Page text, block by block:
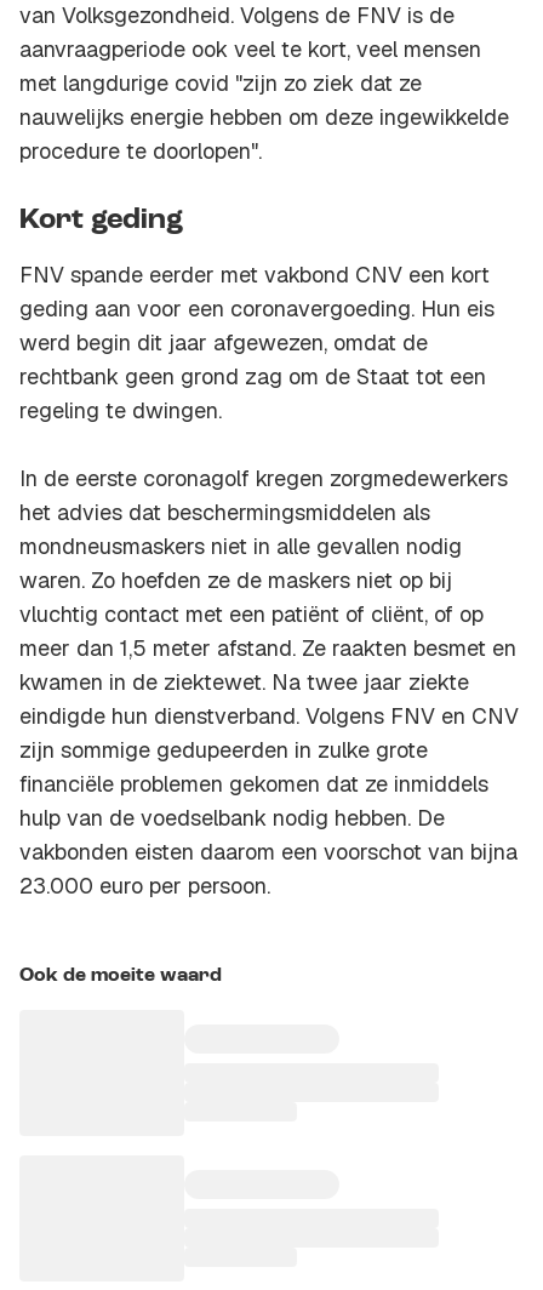
van Volksgezondheid. Volgens de FNV is de
aanvraagperiode ook veel te kort, veel mensen
met langdurige covid "zijn zo ziek dat ze
nauwelijks energie hebben om deze ingewikkelde
procedure te doorlopen".
Kort geding
FNV spande eerder met vakbond CNV een kort
geding aan voor een coronavergoeding. Hun eis
werd begin dit jaar afgewezen, omdat de
rechtbank geen grond zag om de Staat tot een
regeling te dwingen.
In de eerste coronagolf kregen zorgmedewerkers
het advies dat beschermingsmiddelen als
mondneusmaskers niet in alle gevallen nodig
waren. Zo hoefden ze de maskers niet op bij
vluchtig contact met een patiënt of cliënt, of op
meer dan 1,5 meter afstand. Ze raakten besmet en
kwamen in de ziektewet. Na twee jaar ziekte
eindigde hun dienstverband. Volgens FNV en CNV
zijn sommige gedupeerden in zulke grote
financiële problemen gekomen dat ze inmiddels
hulp van de voedselbank nodig hebben. De
vakbonden eisten daarom een voorschot van bijna
23.000 euro per persoon.
Ook de moeite waard